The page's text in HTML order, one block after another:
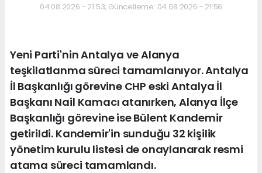
04.08.2026 - 21:53, Güncelleme: 04.08.2026 - 21:56
Yeni Parti'nin Antalya ve Alanya
teşkilatlanma süreci tamamlanıyor. Antalya
İl Başkanlığı görevine CHP eski Antalya İl
Başkanı Nail Kamacı atanırken, Alanya İlçe
Başkanlığı görevine ise Bülent Kandemir
getirildi. Kandemir'in sunduğu 32 kişilik
yönetim kurulu listesi de onaylanarak resmi
atama süreci tamamlandı.